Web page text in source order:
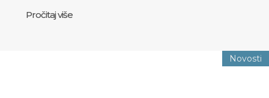
Pročitaj više
Novosti